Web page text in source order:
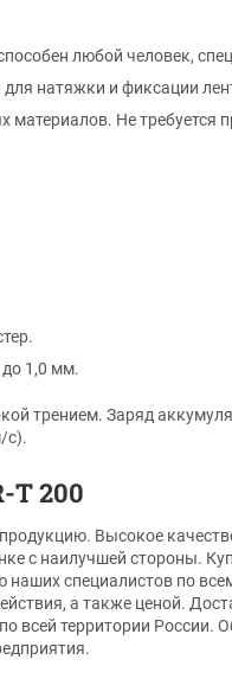
любой человек,
натяжки и фиксации
Не требуется
1,0 мм.
трением. Заряд
с).
T 200
Высокое
с наилучшей стороны.
наших специалистов по
а также ценой.
всей территории России.